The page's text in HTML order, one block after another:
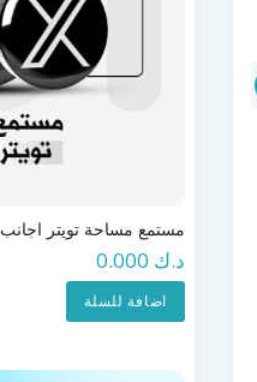
مستمع مساحة تويتر اجانب
د.ك 0.000
اضافة للسلة